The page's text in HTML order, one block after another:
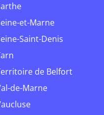
Sarthe
Seine-et-Marne
Seine-Saint-Denis
Tarn
Territoire de Belfort
Val-de-Marne
Vaucluse